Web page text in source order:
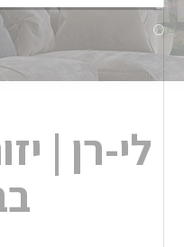
הנהלת החברה
פרויקטים מוצרים
לי-רן |